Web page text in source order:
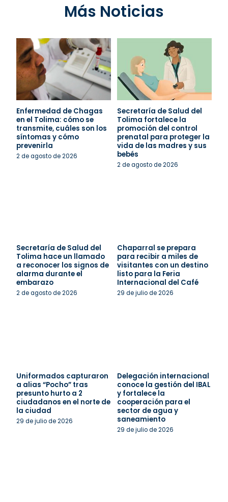
Más Noticias
Enfermedad de Chagas
en el Tolima: cómo se
transmite, cuáles son los
síntomas y cómo
prevenirla
2 de agosto de 2026
Secretaría de Salud del
Tolima fortalece la
promoción del control
prenatal para proteger la
vida de las madres y sus
bebés
2 de agosto de 2026
Secretaría de Salud del
Tolima hace un llamado
a reconocer los signos de
alarma durante el
embarazo
2 de agosto de 2026
Chaparral se prepara
para recibir a miles de
visitantes con un destino
listo para la Feria
Internacional del Café
29 de julio de 2026
Uniformados capturaron
a alias “Pocho” tras
presunto hurto a 2
ciudadanos en el norte de
la ciudad
29 de julio de 2026
Delegación internacional
conoce la gestión del IBAL
y fortalece la
cooperación para el
sector de agua y
saneamiento
29 de julio de 2026